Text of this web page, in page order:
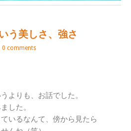
う美しさ、強さ
0 comments
よりも、お話でした。
した。
いるなんて、傍から見たら